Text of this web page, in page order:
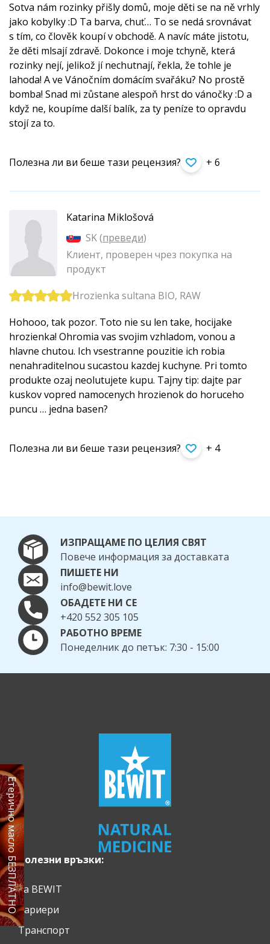
Sotva nám rozinky přišly domů, moje děti se na ně vrhly
jako kobylky :D Ta barva, chuť… To se nedá srovnávat
s tím, co člověk koupí v obchodě. A navíc máte jistotu,
že děti mlsají zdravě. Dokonce i moje tchyně, která
rozinky nejí, jelikož jí nechutnají, řekla, že tohle je
lahoda! A ve Vánočním domácím svařáku? No prostě
bomba! Snad mi zůstane alespoň hrst do vánočky :D a
když ne, koupíme další balík, za ty peníze to opravdu
stojí za to.
Полезна ли ви беше тази рецензия? + 6
Katarina Miklošová
SK (преведи)
Клиент, проверен чрез покупка на
продукт
Hrozienka sultana BIO, RAW
Hohooo, tak pozor. Toto nie su len take, hocijake
hrozienka! Ohromia vas svojim vzhladom, vonou a
hlavne chutou. Ich vsestranne pouzitie ich robia
nenahraditelnou sucastou kazdej kuchyne. Pri tomto
produkte ozaj neolutujete kupu. Tajny tip: dajte par
kuskov vopred namocenych hrozienok do horuceho
puncu … jedna basen?
Полезна ли ви беше тази рецензия? + 4
Етерично масло БЕЗПЛАТНО
ИЗПРАЩАМЕ ПО ЦЕЛИЯ СВЯТ
Повече информация за доставката
ПИШЕТЕ НИ
info@bewit.love
ОБАДЕТЕ НИ СЕ
+420 552 305 105
РАБОТНО ВРЕМЕ
Понеделник до петък: 7:30 - 15:00
Полезни връзки:
За BEWIT
Кариери
Транспорт